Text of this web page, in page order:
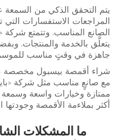
يتم التحقق الذكي من
المراجعات الاستفسارات
الصانع المناسب. وتتمتع شركة
يتعلَّق بالخدمة والمنتجات.
جاهزة في وقتٍ مناسب
شراء أقمصة بيسبول مخصصة
مع صانعٍ مناسب مثل شركة
ممتازة وخيارات واسعة وسمعة
أكثر بملاءمة الأقمصة وجودتها
ما المشكلات